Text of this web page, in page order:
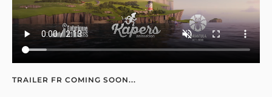
TRAILER FR COMING SOON...